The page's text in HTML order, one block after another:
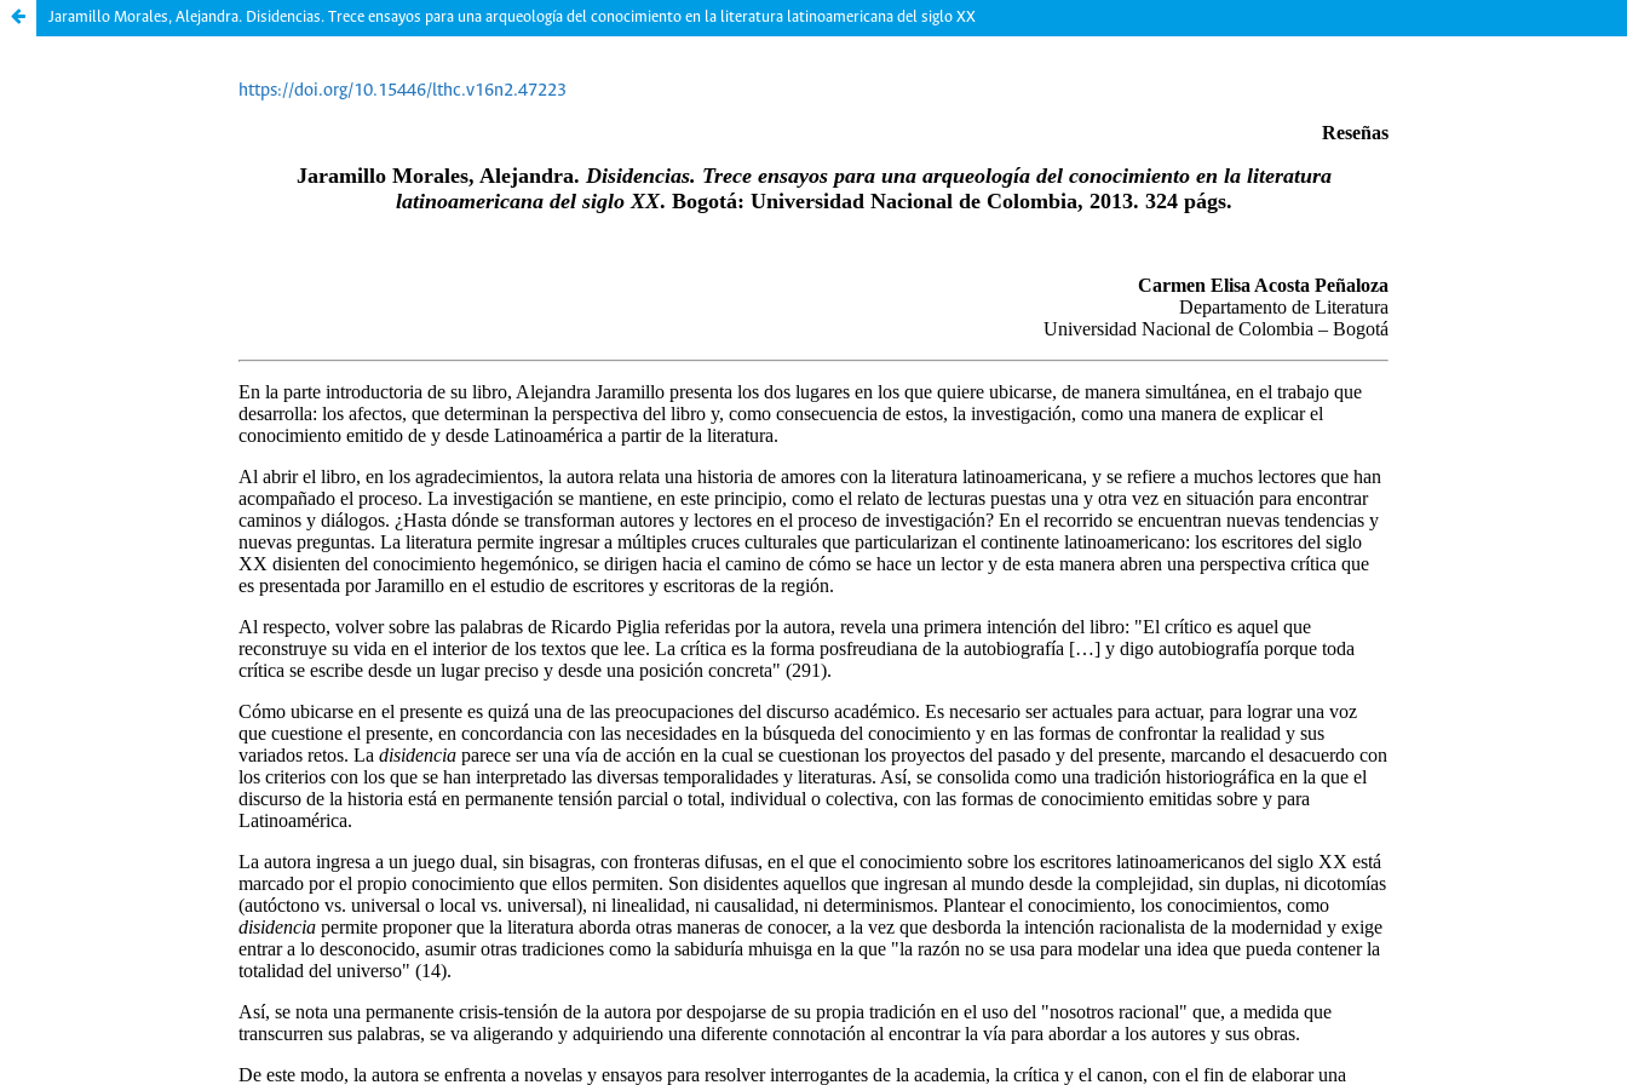
Jaramillo Morales, Alejandra. Disidencias. Trece ensayos para una arqueología del conocimiento en la literatura latinoamericana del siglo XX